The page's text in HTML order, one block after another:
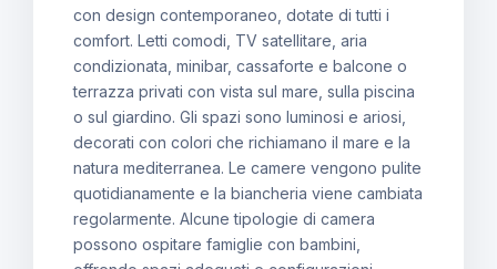
con design contemporaneo, dotate di tutti i
comfort. Letti comodi, TV satellitare, aria
condizionata, minibar, cassaforte e balcone o
terrazza privati con vista sul mare, sulla piscina
o sul giardino. Gli spazi sono luminosi e ariosi,
decorati con colori che richiamano il mare e la
natura mediterranea. Le camere vengono pulite
quotidianamente e la biancheria viene cambiata
regolarmente. Alcune tipologie di camera
possono ospitare famiglie con bambini,